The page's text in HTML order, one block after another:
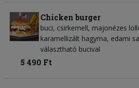
Chicken burger
buci, csirkemell, majonézes
karamellizált hagyma, edami
választható bucival
5 490 Ft